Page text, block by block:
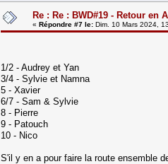
Re : Re : BWD#19 - Retour en
« Répondre #7 le: Dim. 10 Mars 2024,
1/2 - Audrey et Yan
3/4 - Sylvie et Namna
5 - Xavier
6/7 - Sam & Sylvie
8 - Pierre
9 - Patouch
10 - Nico
S'il y en a pour faire la route ensemble